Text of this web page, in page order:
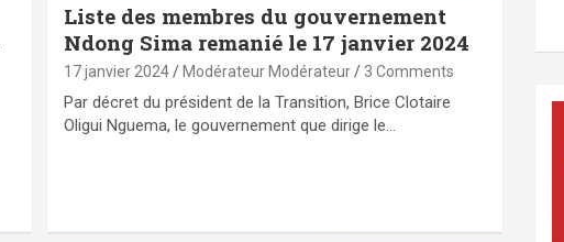
Liste des membres du gouvernement
Ndong Sima remanié le 17 janvier 2024
17 janvier 2024 Modérateur Modérateur 3 Comments
Par décret du président de la Transition, Brice Clotaire
Oligui Nguema, le gouvernement que dirige le…